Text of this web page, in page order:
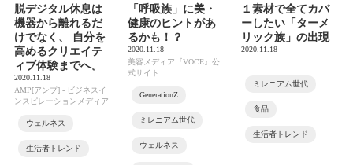
脱デジタル休息は
機器から離れるだ
けでなく、 自分を
高めるクリエイテ
ィブ体験までへ。
2020.11.18
AMP[アンプ] - ビジネスイ
ンスピレーションメディア
ウェルネス
生活者トレンド
「呼吸族」に美・
健康のヒントがあ
るかも！？
2020.11.18
美容メディア『VOCE』公
式サイト
GenerationZ
ミレニアム世代
ウェルネス
１素材で全てカバ
ーしたい「ターメ
リック族」の出現
2020.11.18
ミレニアム世代
食品
生活者トレンド